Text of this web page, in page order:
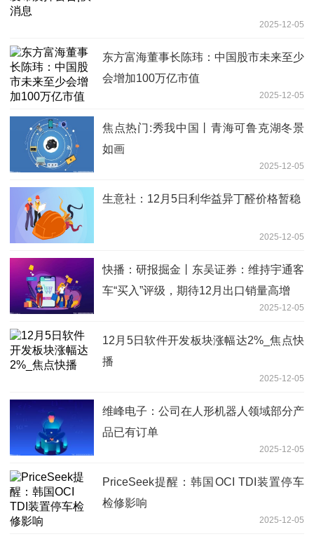
2025-12-05
东方富海董事长陈玮：中国股市未来至少
会增加100万亿市值
2025-12-05
焦点热门:秀我中国丨青海可鲁克湖冬景
如画
2025-12-05
生意社：12月5日利华益异丁醛价格暂稳
2025-12-05
快播：研报掘金丨东吴证券：维持宇通客
车“买入”评级，期待12月出口销量高增
2025-12-05
12月5日软件开发板块涨幅达2%_焦点快
播
2025-12-05
维峰电子：公司在人形机器人领域部分产
品已有订单
2025-12-05
PriceSeek提醒：韩国OCI TDI装置停车
检修影响
2025-12-05